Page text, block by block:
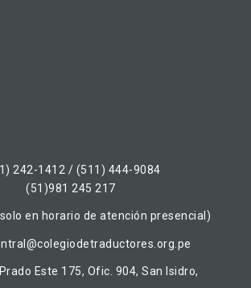
242-1412 / (511) 444-9084
(51)981 245 217
en horario de atención presencial)
Este 175, Ofic. 904, San Isidro,